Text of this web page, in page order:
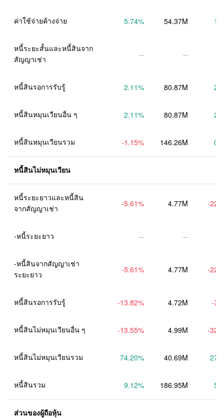
ค่าใช้จ่ายค้างจ่าย 5.74% 54.37M
หนี้ระยะสั้นและหนี้สินจาก
สัญญาเช่า
-- --
หนี้สินรอการรับรู้ 2.11% 80.87M
หนี้สินหมุนเวียนอื่น ๆ 2.11% 80.87M
หนี้สินหมุนเวียนรวม -1.15% 146.26M
หนี้สินไม่หมุนเวียน
หนี้ระยะยาวและหนี้สิน
จากสัญญาเช่า
-5.61% 4.77M -
-หนี้ระยะยาว -- --
-หนี้สินจากสัญญาเช่า
ระยะยาว
-5.61% 4.77M -
หนี้สินรอการรับรู้ -13.82% 4.72M -
หนี้สินไม่หมุนเวียนอื่น ๆ -13.55% 4.99M -
หนี้สินไม่หมุนเวียนรวม 74.20% 40.69M
หนี้สินรวม 9.12% 186.95M
ส่วนของผู้ถือหุ้น